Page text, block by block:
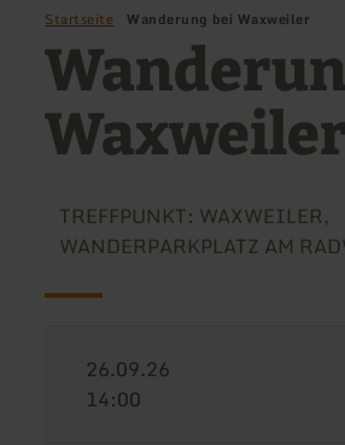
Startseite Wanderung bei Waxweiler
TREFFPUNKT: WAXWEILER,
WANDERPARKPLATZ AM
26.09.26
14:00